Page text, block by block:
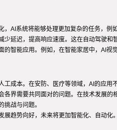
AI系统将能够处理更加复杂的任务，
延迟，提高响应速度。这在自动驾驶和
智能应用。例如，在智能家居中，AI视
成本。在安防、医疗等领域，AI的应用
界需要共同面对的问题。在技术发展的
战与问题。
趋势向好，未来将更加智能化、自动